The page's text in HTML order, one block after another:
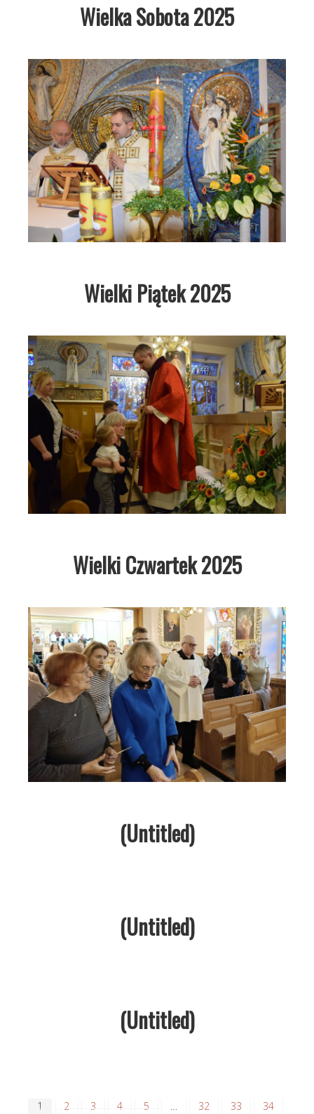
Wielka Sobota 2025
Wielki Piątek 2025
Wielki Czwartek 2025
(Untitled)
(Untitled)
(Untitled)
1 2 3 4 5 … 32 33
34